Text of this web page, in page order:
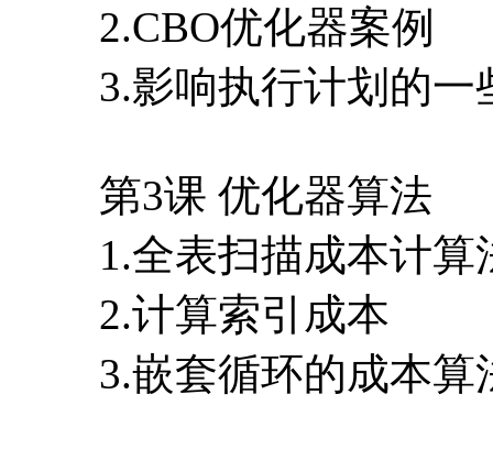
2.CBO优化器案例
3.影响执行计划的一
第3课 优化器算法
1.全表扫描成本计算
2.计算索引成本
3.嵌套循环的成本算